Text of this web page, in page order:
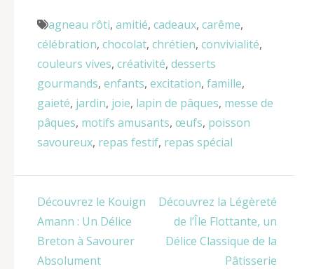
agneau rôti, amitié, cadeaux, carême,
célébration, chocolat, chrétien, convivialité,
couleurs vives, créativité, desserts
gourmands, enfants, excitation, famille,
gaieté, jardin, joie, lapin de pâques, messe de
pâques, motifs amusants, œufs, poisson
savoureux, repas festif, repas spécial
Navigation
de
l’article
Découvrez le Kouign
Amann : Un Délice
Breton à Savourer
Absolument
Découvrez la Légèreté
de l’Île Flottante, un
Délice Classique de la
Pâtisserie